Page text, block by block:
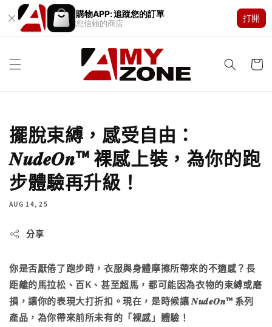
購物APP: 追蹤您的訂單
您信賴的商店
打開
擺脫束縛，感受自由：
𝑵𝒖𝒅𝒆𝑶𝒏™ 裸感上裝，為你的跑
步體驗再升級！
AUG 14, 25
分享
你是否厭倦了跑步時，衣服與身體摩擦所帶來的不適感？長
距離的馬拉松、百K、甚至超馬，都可能因為衣物的束縛或磨
損，讓你的表現大打折扣。現在，是時候讓 𝑵𝒖𝒅𝒆𝑶𝒏™ 系列
產品，為你帶來前所未有的「裸感」體驗！